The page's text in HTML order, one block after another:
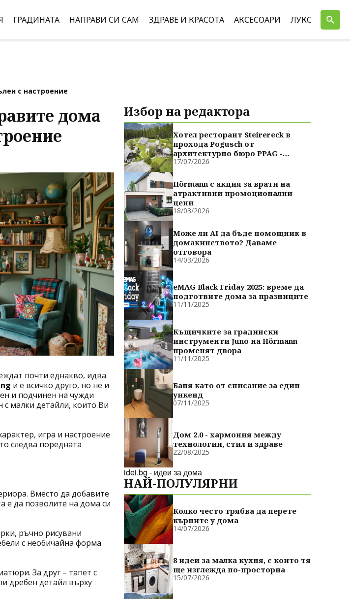
ГРАДИНАТА НАПРАВИ СИ САМ ЗДРАВЕ И КРАСОТА АКСЕСОАРИ ЛУКС
с настроение
дома
почти еднакво, идва
и е всичко друго, но не и
и подчинен на чужди
малки детайли, които Ви
игра и настроение
следва поредната
Вместо да добавите
е да позволите на дома си
ръчно рисувани
с необичайна форма
За друг – тапет с
дребен детайл върху
Избор на редактора
Хотел ресторант Steirereck в
прохода Pogusch от
архитектурно бюро PPAG -
духовно сродни
17/07/2026
Hörmann с акция за врати на
атрактивни промоционални
цени
18/03/2026
Може ли AI да бъде помощник в
домакинството? Даваме
отговора
14/03/2026
eMAG Black Friday 2025: време да
подготвите дома за празниците
11/11/2025
Къщичките за градински
инструменти Juno на Hörmann
променят двора
11/11/2025
Баня като от списание за един
уикенд
07/11/2025
Дом 2.0 - хармония между
технологии, стил и здраве
22/08/2025
idei.bg - идеи за дома
НАЙ-ПОЛУЛЯРНИ
Колко често трябва да перете
кърпите у дома
14/07/2026
8 идеи за малка кухня, с които тя
ще изглежда по-просторна
15/07/2026